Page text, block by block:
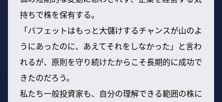
持ちで株を保有する。
「バフェットはもっと大儲けするチャンスが山のよ
うにあったのに、あえてそれをしなかった」と言わ
れるが、原則を守り続けたからこそ長期的に成功で
きたのだろう。
私たち一般投資家も、自分の理解できる範囲の株に